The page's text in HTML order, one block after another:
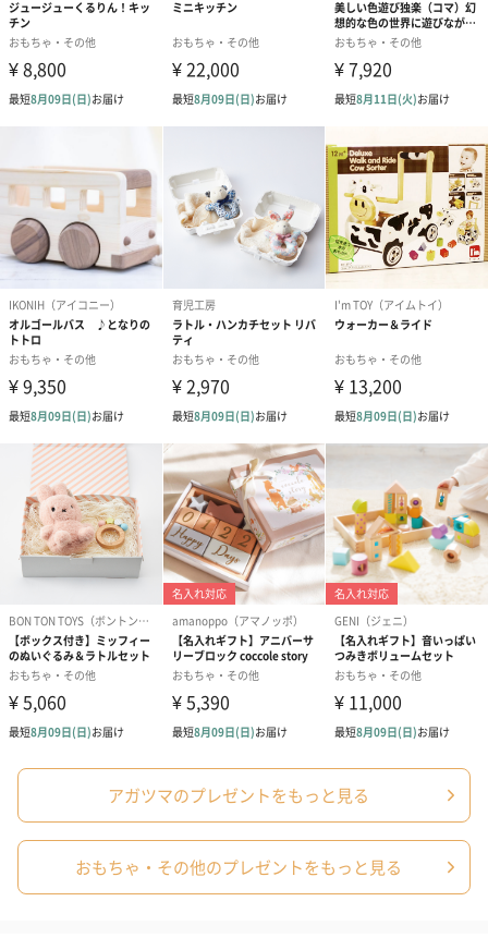
お子様用にはもちろん、ご友人やお孫さんへの贈り物にもおすす
めです。
大切な方へ”アンパンマンカーメロディ付き”をプレゼントにいか
商品詳細情報
本体サイズ
520(幅)275(高)265(奥)mm
対象年齢
1歳6ヶ月以上
電池
商品オプション情報
お届けボックスオプション
配送用のダンボールを装飾いたします。お相手のご住所に直接お
送りする際に人気のオプションです。お相手に直接手渡しする場
合は、紙袋との併用もおすすめです。
わり）（720円）
イトピンク×
ト）（580円）
アガツマのプレゼントをもっと見る
おもちゃ・その他のプレゼントをもっと見る